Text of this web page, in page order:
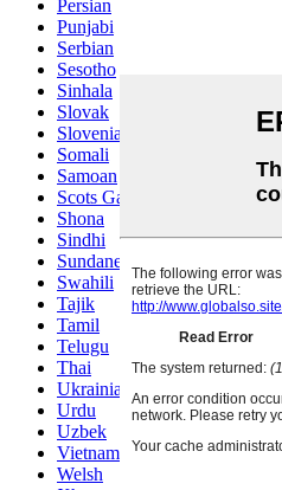
Persian
Punjabi
Serbian
Sesotho
Sinhala
Slovak
Slovenian
Somali
Samoan
Scots Gaelic
Shona
Sindhi
Sundanese
Swahili
Tajik
Tamil
Telugu
Thai
Ukrainian
Urdu
Uzbek
Vietnamese
Welsh